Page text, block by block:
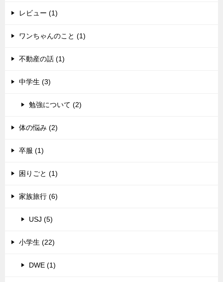
レビュー (1)
ワンちゃんのこと (1)
不動産の話 (1)
中学生 (3)
勉強について (2)
体の悩み (2)
卒服 (1)
困りごと (1)
家族旅行 (6)
USJ (5)
小学生 (22)
DWE (1)